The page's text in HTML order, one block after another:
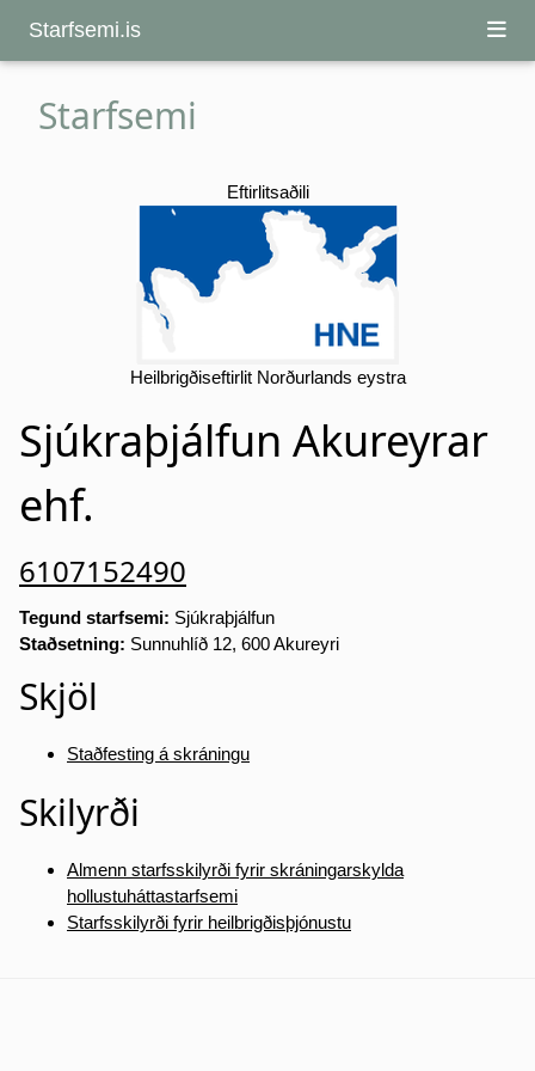
Starfsemi.is
Starfsemi
Eftirlitsaðili
Heilbrigðiseftirlit Norðurlands eystra
Sjúkraþjálfun Akureyrar
ehf.
6107152490
Tegund starfsemi: Sjúkraþjálfun
Staðsetning: Sunnuhlíð 12, 600 Akureyri
Skjöl
Staðfesting á skráningu
Skilyrði
Almenn starfsskilyrði fyrir skráningarskylda
hollustuháttastarfsemi
Starfsskilyrði fyrir heilbrigðisþjónustu